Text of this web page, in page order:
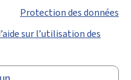
Protection des données
sur l’utilisation des